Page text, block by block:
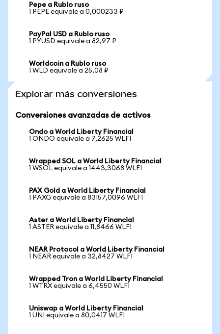
Pepe a Rublo ruso
1 PEPE equivale a 0,000233 ₽
PayPal USD a Rublo ruso
1 PYUSD equivale a 82,97 ₽
Worldcoin a Rublo ruso
1 WLD equivale a 25,08 ₽
Explorar más conversiones
Conversiones avanzadas de activos
Ondo a World Liberty Financial
1 ONDO equivale a 7,2625 WLFI
Wrapped SOL a World Liberty Financial
1 WSOL equivale a 1443,3068 WLFI
PAX Gold a World Liberty Financial
1 PAXG equivale a 83157,0096 WLFI
Aster a World Liberty Financial
1 ASTER equivale a 11,8466 WLFI
NEAR Protocol a World Liberty Financial
1 NEAR equivale a 32,8427 WLFI
Wrapped Tron a World Liberty Financial
1 WTRX equivale a 6,4550 WLFI
Uniswap a World Liberty Financial
1 UNI equivale a 80,0417 WLFI